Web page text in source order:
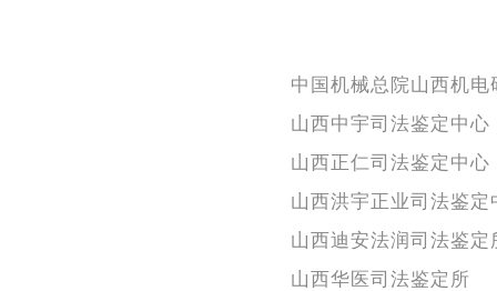
中国机械总院山西机
山西中宇司法鉴定中心
山西正仁司法鉴定中心
山西洪宇正业司法鉴定
山西迪安法润司法鉴定
山西华医司法鉴定所